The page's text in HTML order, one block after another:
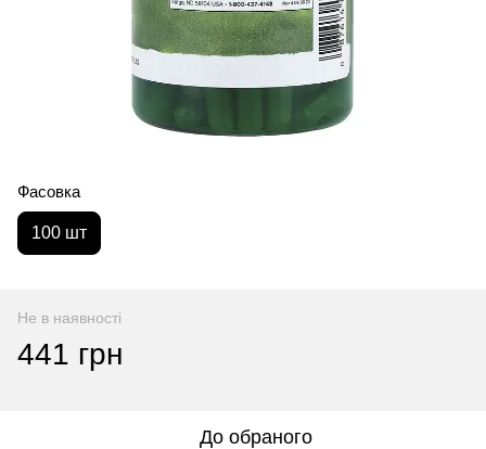
Фасовка
100 шт
Не в наявності
441 грн
До обраного